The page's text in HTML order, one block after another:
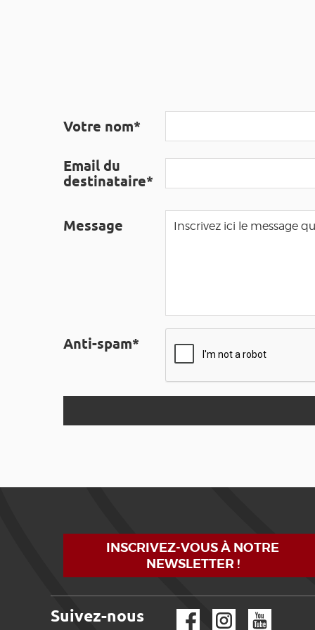
Votre nom*
Email du
destinataire*
Message
Anti-spam*
INSCRIVEZ-VOUS À NOTRE
NEWSLETTER !
Suivez-nous